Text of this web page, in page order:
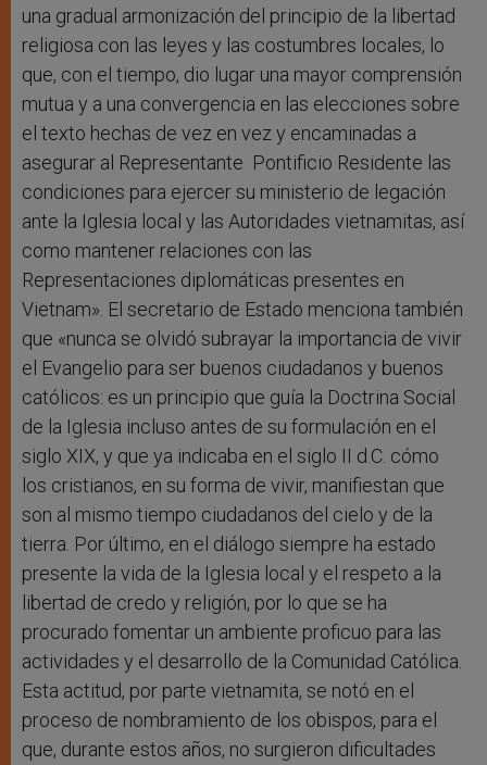
una gradual armonización del principio de la libertad
religiosa con las leyes y las costumbres locales, lo
que, con el tiempo, dio lugar una mayor comprensión
mutua y a una convergencia en las elecciones sobre
el texto hechas de vez en vez y encaminadas a
asegurar al Representante Pontificio Residente las
condiciones para ejercer su ministerio de legación
ante la Iglesia local y las Autoridades vietnamitas, así
como mantener relaciones con las
Representaciones diplomáticas presentes en
Vietnam». El secretario de Estado menciona también
que «nunca se olvidó subrayar la importancia de vivir
el Evangelio para ser buenos ciudadanos y buenos
católicos: es un principio que guía la Doctrina Social
de la Iglesia incluso antes de su formulación en el
siglo XIX, y que ya indicaba en el siglo II d.C. cómo
los cristianos, en su forma de vivir, manifiestan que
son al mismo tiempo ciudadanos del cielo y de la
tierra. Por último, en el diálogo siempre ha estado
presente la vida de la Iglesia local y el respeto a la
libertad de credo y religión, por lo que se ha
procurado fomentar un ambiente proficuo para las
actividades y el desarrollo de la Comunidad Católica.
Esta actitud, por parte vietnamita, se notó en el
proceso de nombramiento de los obispos, para el
que, durante estos años, no surgieron dificultades